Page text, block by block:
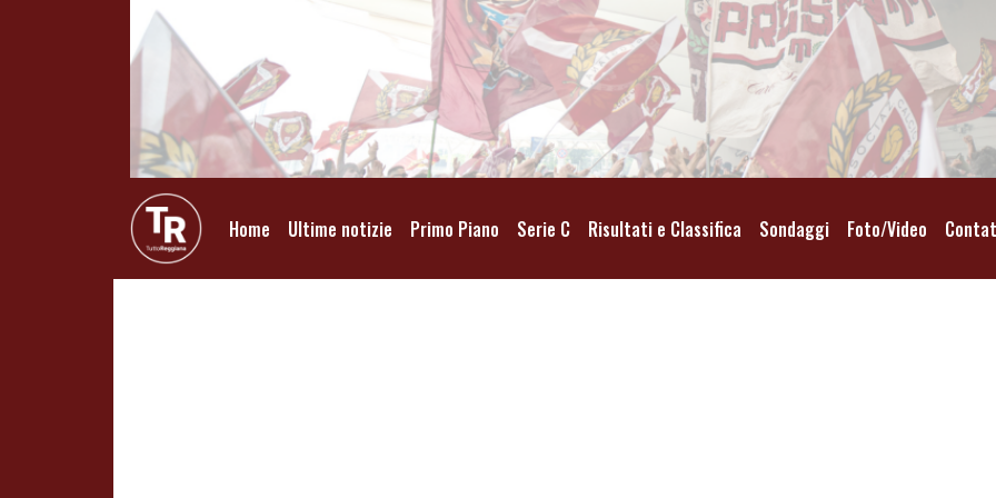
Home Ultime notizie Primo Piano Serie C Risultati e Classifica Sondaggi Foto/Video